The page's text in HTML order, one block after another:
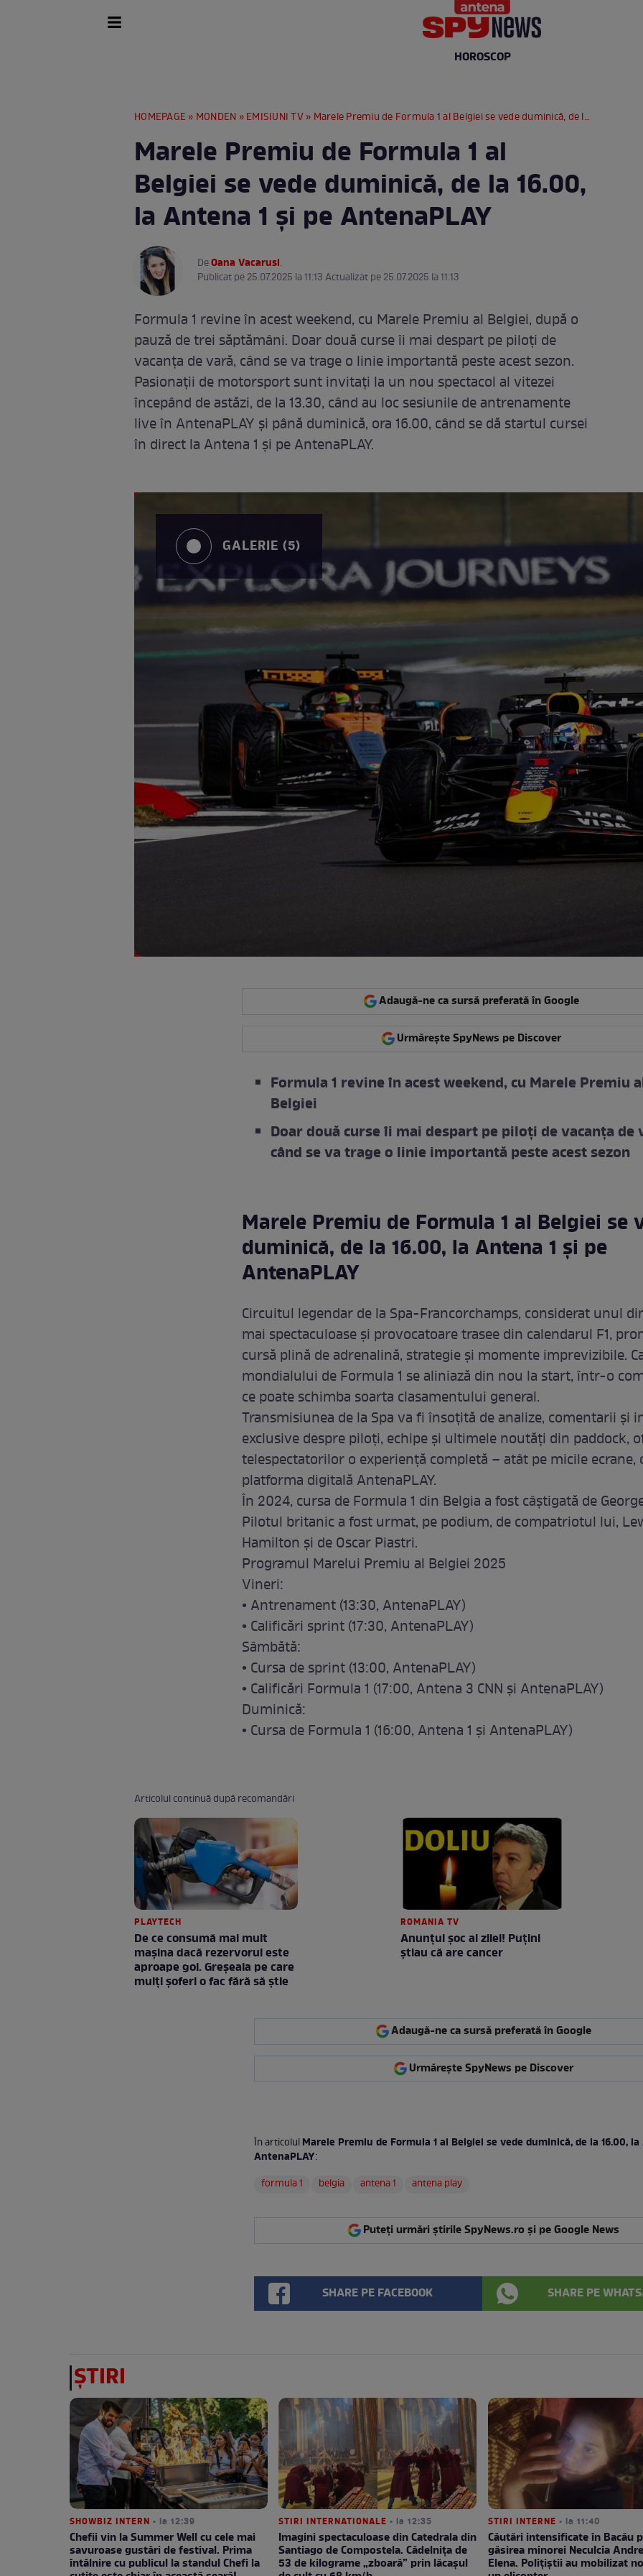
HOROSCOP
HOMEPAGE » MONDEN »EMISIUNI TV» Marele Premiu de Formula 1 al Belgiei se vede duminică, de la 16.00, la Antena 1 şi pe AntenaPLAY
Marele Premiu de Formula 1 al
Belgiei se vede duminică, de la 16.00,
la Antena 1 şi pe AntenaPLAY
DeOana Vacarusi.
Publicat pe 25.07.2025 la 11:13 Actualizat pe 25.07.2025 la 11:13
Formula 1 revine în acest weekend, cu Marele Premiu al Belgiei, după o
pauză de trei săptămâni. Doar două curse îi mai despart pe piloți de
vacanța de vară, când se va trage o linie importantă peste acest sezon.
Pasionații de motorsport sunt invitați la un nou spectacol al vitezei
începând de astăzi, de la 13.30, când au loc sesiunile de antrenamente
live în AntenaPLAY şi până duminică, ora 16.00, când se dă startul cursei
în direct la Antena 1 şi pe AntenaPLAY.
GALERIE (5)
Adaugă-ne ca sursă preferată în Google
Urmărește SpyNews pe Discover
Formula 1 revine în acest weekend, cu Marele Premiu
Belgiei
Doar două curse îi mai despart pe piloți de vacanța de
când se va trage o linie importantă peste acest sezon
Marele Premiu de Formula 1 al Belgiei se
duminică, de la 16.00, la Antena 1 şi pe
AntenaPLAY
Circuitul legendar de la Spa-Francorchamps, considerat unul
mai spectaculoase și provocatoare trasee din calendarul F1,
cursă plină de adrenalină, strategie și momente imprevizibile.
mondialului de Formula 1 se aliniază din nou la start, într-o
ce poate schimba soarta clasamentului general.
Transmisiunea de la Spa va fi însoțită de analize, comentarii și
exclusive despre piloți, echipe și ultimele noutăți din paddock,
telespectatorilor o experiență completă – atât pe micile ecrane,
platforma digitală AntenaPLAY.
În 2024, cursa de Formula 1 din Belgia a fost câştigată de
Pilotul britanic a fost urmat, pe podium, de compatriotul lui,
Hamilton şi de Oscar Piastri.
Programul Marelui Premiu al Belgiei 2025
Vineri:
• Antrenament (13:30, AntenaPLAY)
• Calificări sprint (17:30, AntenaPLAY)
Sâmbătă:
• Cursa de sprint (13:00, AntenaPLAY)
• Calificări Formula 1 (17:00, Antena 3 CNN şi AntenaPLAY)
Duminică:
• Cursa de Formula 1 (16:00, Antena 1 şi AntenaPLAY)
Articolul continuă după recomandări
PLAYTECH
De ce consumă mai mult
mașina dacă rezervorul este
aproape gol. Greșeala pe care
mulți șoferi o fac fără să știe
ROMANIA TV
Anunţul şoc al zilei! Puţini
ştiau că are cancer
Adaugă-ne ca sursă preferată în Google
Urmărește SpyNews pe Discover
În articolulMarele Premiu de Formula 1 al Belgiei se vede duminică, de la 16.00,
AntenaPLAY:
formula 1
belgia antena 1 antena play
Puteți urmări știrile SpyNews.ro și pe Google News
SHARE PE FACEBOOK SHARE PE
ȘTIRI
SHOWBIZ INTERN • la 12:39
Chefii vin la Summer Well cu cele mai
savuroase gustări de festival. Prima
întâlnire cu publicul la standul Chefi la
STIRI INTERNATIONALE • la 12:35
Imagini spectaculoase din Catedrala din
Santiago de Compostela. Cădelnița de
53 de kilograme „zboară” prin lăcașul
STIRI INTERNE • la 11:40
Căutări intensificate în Bacău
găsirea minorei Neculcia
Elena. Polițiștii au mobilizat